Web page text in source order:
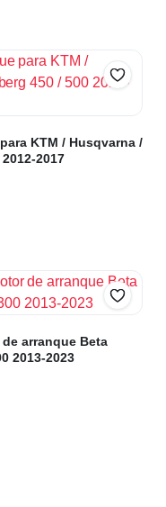
KTM / Husqvarna /
2017
de arranque Beta
2013-2023